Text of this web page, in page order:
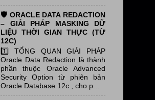
🛡️ ORACLE DATA REDACTION
– GIẢI PHÁP MASKING DỮ
LIỆU THỜI GIAN THỰC (TỪ
12C)
1️⃣ TỔNG QUAN GIẢI PHÁP
Oracle Data Redaction là thành
phần thuộc Oracle Advanced
Security Option từ phiên bản
Oracle Database 12c , cho p...